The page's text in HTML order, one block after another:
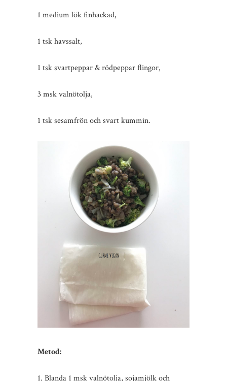
1 medium lök finhackad,
1 tsk havssalt,
1 tsk svartpeppar & rödpeppar flingor,
3 msk valnötolja,
1 tsk sesamfrön och svart kummin.
Metod:
1. Blanda 1 msk valnötolja, sojamjölk och